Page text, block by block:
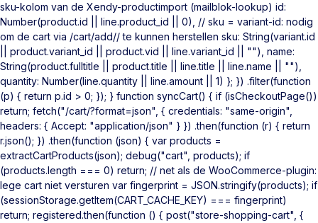
sku-kolom van de Xendy-productimport (mailblok-lookup) id:
Number(product.id || line.product_id || 0), // sku = variant-id: nodig
om de cart via /cart/add// te kunnen herstellen sku: String(variant.id
|| product.variant_id || product.vid || line.variant_id || ""), name:
String(product.fulltitle || product.title || line.title || line.name || ""),
quantity: Number(line.quantity || line.amount || 1) }; }) .filter(function
(p) { return p.id > 0; }); } function syncCart() { if (isCheckoutPage())
return; fetch("/cart/?format=json", { credentials: "same-origin",
headers: { Accept: "application/json" } }) .then(function (r) { return
r.json(); }) .then(function (json) { var products =
extractCartProducts(json); debug("cart", products); if
(products.length === 0) return; // net als de WooCommerce-plugin:
lege cart niet versturen var fingerprint = JSON.stringify(products); if
(sessionStorage.getItem(CART_CACHE_KEY) === fingerprint)
return; registered.then(function () { post("store-shopping-cart", {